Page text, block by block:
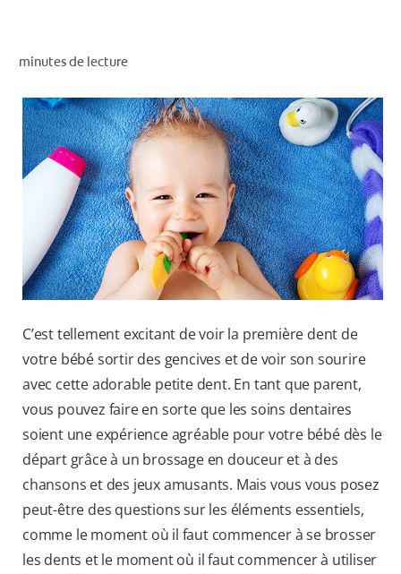
POUR LES PROFESSIONNELS
FR (CA)
minutes de lecture
C’est tellement excitant de voir la première dent de
votre bébé sortir des gencives et de voir son sourire
avec cette adorable petite dent. En tant que parent,
vous pouvez faire en sorte que les soins dentaires
soient une expérience agréable pour votre bébé dès le
départ grâce à un brossage en douceur et à des
chansons et des jeux amusants. Mais vous vous posez
peut-être des questions sur les éléments essentiels,
comme le moment où il faut commencer à se brosser
les dents et le moment où il faut commencer à utiliser